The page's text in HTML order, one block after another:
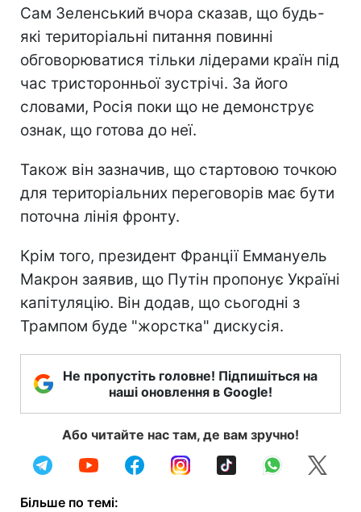
Сам Зеленський вчора сказав, що будь-
які територіальні питання повинні
обговорюватися тільки лідерами країн під
час тристоронньої зустрічі. За його
словами, Росія поки що не демонструє
ознак, що готова до неї.
Також він зазначив, що стартовою точкою
для територіальних переговорів має бути
поточна лінія фронту.
Крім того, президент Франції Еммануель
Макрон заявив, що Путін пропонує Україні
капітуляцію. Він додав, що сьогодні з
Трампом буде "жорстка" дискусія.
Не пропустіть головне! Підпишіться на
наші оновлення в Google!
Або читайте нас там, де вам зручно!
Більше по темі: